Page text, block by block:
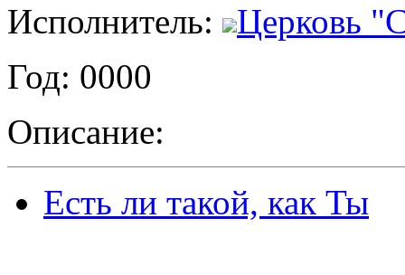
Исполнитель:
Церковь
Год: 0000
Описание:
Есть ли такой, как Ты